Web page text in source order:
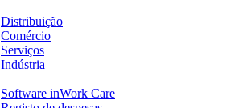
Distribuição
Comércio
Serviços
Indústria
Software inWork Care